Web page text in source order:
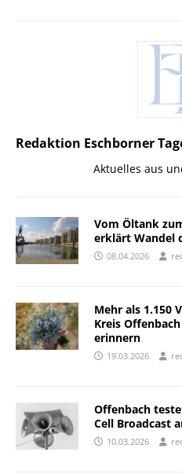
Redaktion Eschborner
Aktuelles aus
Vom Öltank
erklärt Wandel
08.04.2026
Mehr als 1.150
Kreis
erinnern
19.03.2026
Offenbach
Cell Broadcast
10.03.2026